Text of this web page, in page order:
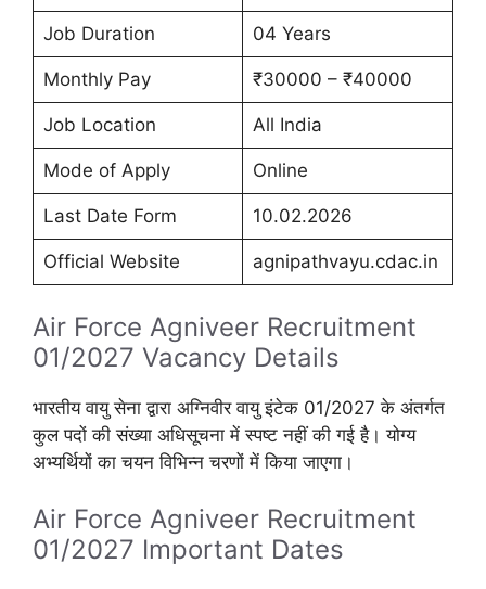
Job Duration 04 Years
Monthly Pay ₹30000 – ₹40000
Job Location All India
Mode of Apply Online
Last Date Form 10.02.2026
Official Website agnipathvayu.cdac.in
Air Force Agniveer Recruitment
01/2027 Vacancy Details
भारतीय वायु सेना द्वारा अग्निवीर वायु इंटेक 01/2027 के अंतर्गत
कुल पदों की संख्या अधिसूचना में स्पष्ट नहीं की गई है। योग्य
अभ्यर्थियों का चयन विभिन्न चरणों में किया जाएगा।
Air Force Agniveer Recruitment
01/2027 Important Dates